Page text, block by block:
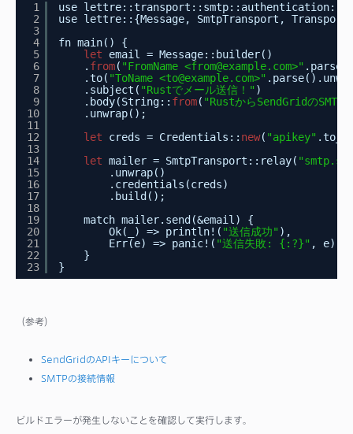
1
2
3
4
5
6
7
8
9
10
11
12
13
14
15
16
17
18
19
20
21
22
23
use
use lettre::{Message, SmtpTransport,
fn main() {
let
email = Message::builder()
. from( "FromName <from@example.com>"
.to( "ToName <to@example.com>"
.subject( "Rustでメール送信！" )
.body(String:: from( "RustからSendGridのSMTP
.unwrap();
let
creds = Credentials:: new( "apikey"
let mailer = SmtpTransport::relay(
.unwrap()
.credentials(creds)
.build();
match mailer.send(&email) {
Ok(_) => println!( "送信成功" ),
Err(e) => panic!( "送信失敗: {:?}" , e),
}
}
（参考）
SendGridのAPIキーについて
SMTPの接続情報
ビルドエラーが発生しないことを確認して実行します。